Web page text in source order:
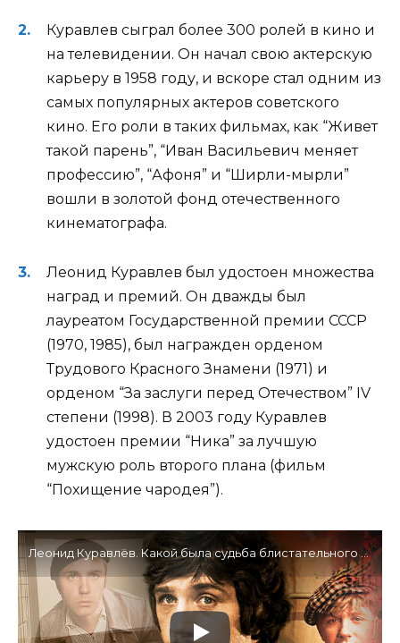
Куравлев сыграл более 300 ролей в кино и
на телевидении. Он начал свою актерскую
карьеру в 1958 году, и вскоре стал одним из
самых популярных актеров советского
кино. Его роли в таких фильмах, как “Живет
такой парень”, “Иван Васильевич меняет
профессию”, “Афоня” и “Ширли-мырли”
вошли в золотой фонд отечественного
кинематографа.
Леонид Куравлев был удостоен множества
наград и премий. Он дважды был
лауреатом Государственной премии СССР
(1970, 1985), был награжден орденом
Трудового Красного Знамени (1971) и
орденом “За заслуги перед Отечеством” IV
степени (1998). В 2003 году Куравлев
удостоен премии “Ника” за лучшую
мужскую роль второго плана (фильм
“Похищение чародея”).
Леонид Куравлёв. Какой была судьба блистательного актёра в кинематографе